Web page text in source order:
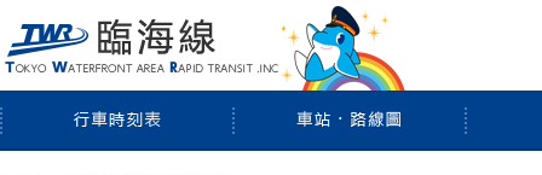
臨海線